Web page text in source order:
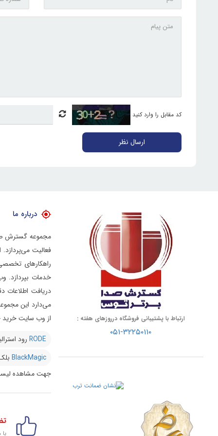
کد مقابل را وارد کنید
ارسال نظر
ارتباط با پشتیبانی فروشگاه درروزهای هفته :
۰۵۱-۳۲۲۵۰۱۱۰
درباره ما
فعالیت می‌پردازد.
راهکارهای
خدمات بپردازد.
دریافت اطلاعات
از وب سایت خرید
RODE رود
BlackMagic
جهت مشاهده